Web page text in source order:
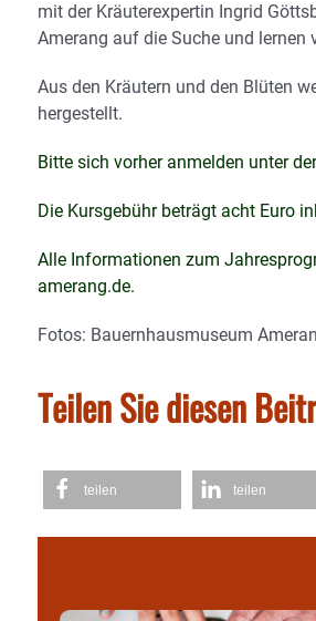
mit der Kräuterexpertin Ingrid
Amerang auf die Suche und lernen
Aus den Kräutern und den Blüten
hergestellt.
Bitte sich vorher anmelden unter
Die Kursgebühr beträgt acht Euro
Alle Informationen zum
amerang.de.
Fotos: Bauernhausmuseum
Teilen Sie diesen
teilen teilen